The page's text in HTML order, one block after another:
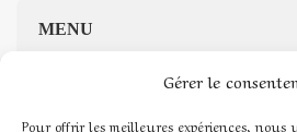
Gérer le
Pour offrir les meilleures expériences, nous
MENU